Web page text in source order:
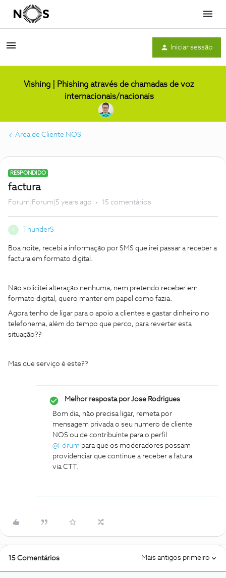
Menu
Iniciar sessão
Vishing | Phishing através de chamadas de voz
internacionais/nacionais
Área de Cliente NOS
RESPONDIDO
factura
Forum|Forum|5 years ago 15 comentários
ThunderS
Boa noite, recebi a informação por SMS que irei passar a receber a
factura em formato digital.
Não solicitei alteração nenhuma, nem pretendo receber em
formato digital, quero manter em papel como fazia.
Agora tenho de ligar para o apoio a clientes e gastar dinheiro no
telefonema, além do tempo que perco, para reverter esta
situação??
Mas que serviço é este??
Melhor resposta porJose Rodrigues
Bom dia, não precisa ligar, remeta por
mensagem privada o seu numero de cliente
NOS ou de contribuinte para o perfil
@Fórum para que os moderadores possam
providenciar que continue a receber a fatura
via CTT.
15 Comentários Mais antigos primeiro